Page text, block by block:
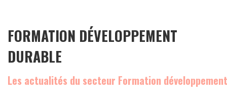
FORMATION DÉVELOPPEMENT
DURABLE
Les actualités du secteur Formation